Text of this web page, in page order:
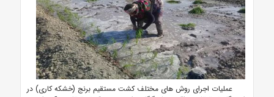
عملیات اجرای روش های مختلف کشت مستقیم برنج (خشکه کاری) در